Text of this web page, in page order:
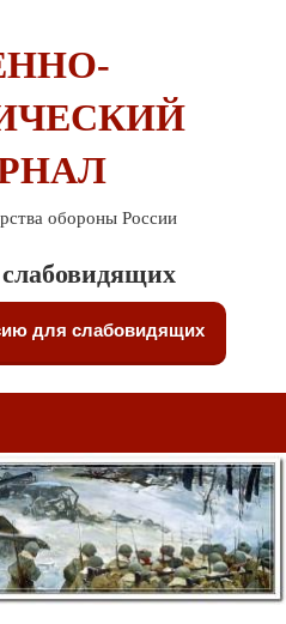
обороны России
для слабовидящих